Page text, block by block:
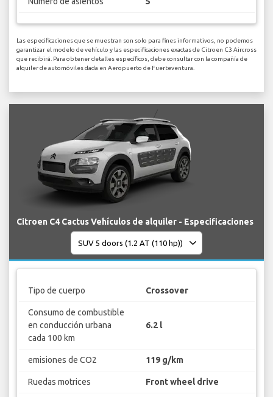
Las especificaciones que se muestran son solo para fines informativos, no podemos
garantizar el modelo de vehículo y las especificaciones exactas de Citroen C3 Aircross
que recibirá. Para obtener detalles específicos, debe consultar con la compañía de
alquiler de automóviles dada en Aeropuerto de Fuerteventura.
Citroen C4 Cactus Vehículos de alquiler - Especificaciones
Tipo de cuerpo Crossover
Consumo de combustible
en conducción urbana
cada 100 km
6.2 l
emisiones de CO2 119 g/km
Ruedas motrices Front wheel drive